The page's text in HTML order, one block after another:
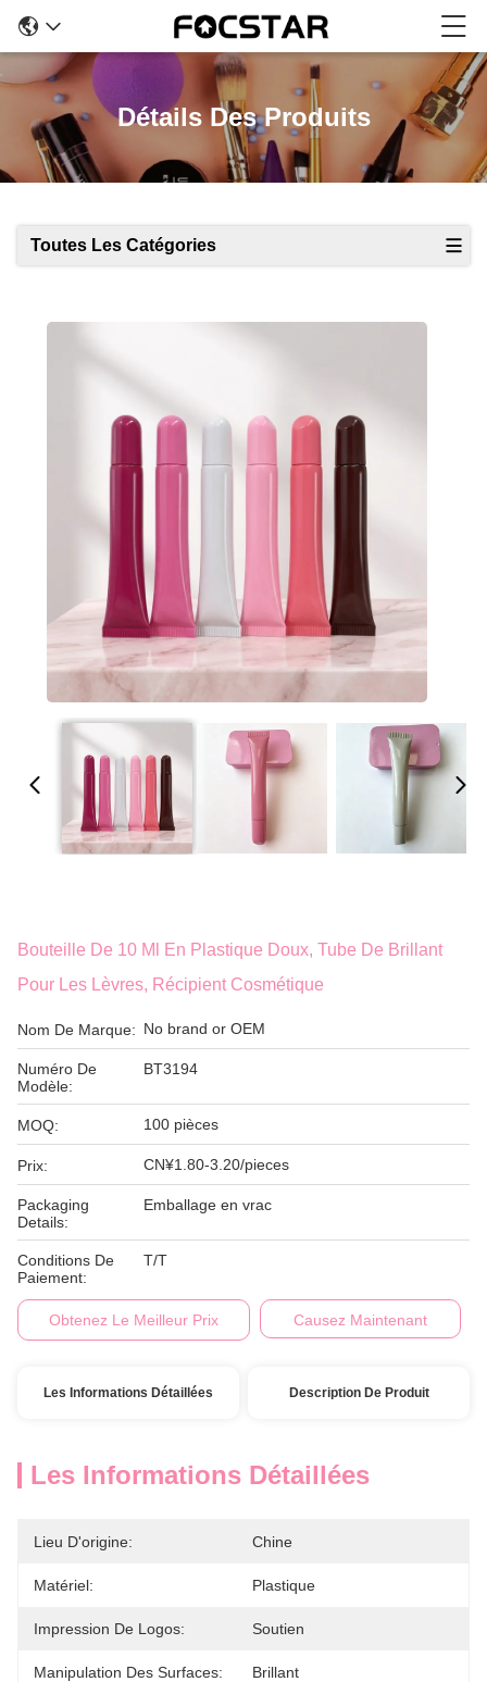
Détails Des Produits
Toutes Les Catégories
Bouteille De 10 Ml En Plastique Doux, Tube De Brillant
Pour Les Lèvres, Récipient Cosmétique
Nom De Marque: No brand or OEM
Numéro De
Modèle:
BT3194
MOQ: 100 pièces
Prix: CN¥1.80-3.20/pieces
Packaging
Details:
Emballage en vrac
Conditions De
Paiement:
T/T
Obtenez Le Meilleur Prix Causez Maintenant
Les Informations Détaillées Description De Produit
Les Informations Détaillées
Lieu D'origine: Chine
Matériel: Plastique
Impression De Logos: Soutien
Manipulation Des Surfaces: Brillant